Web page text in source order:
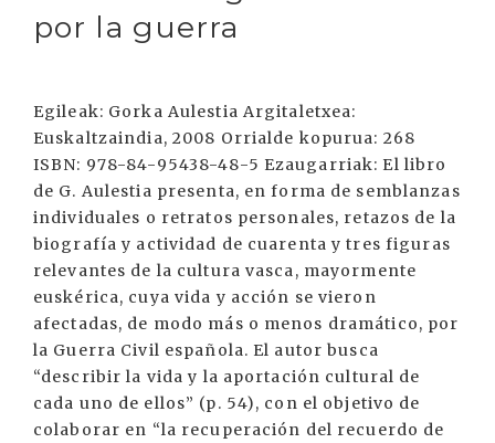
por la guerra
Egileak: Gorka Aulestia Argitaletxea:
Euskaltzaindia, 2008 Orrialde kopurua: 268
ISBN: 978-84-95438-48-5 Ezaugarriak: El libro
de G. Aulestia presenta, en forma de semblanzas
individuales o retratos personales, retazos de la
biografía y actividad de cuarenta y tres figuras
relevantes de la cultura vasca, mayormente
euskérica, cuya vida y acción se vieron
afectadas, de modo más o menos dramático, por
la Guerra Civil española. El autor busca
“describir la vida y la aportación cultural de
cada uno de ellos” (p. 54), con el objetivo de
colaborar en “la recuperación del recuerdo de